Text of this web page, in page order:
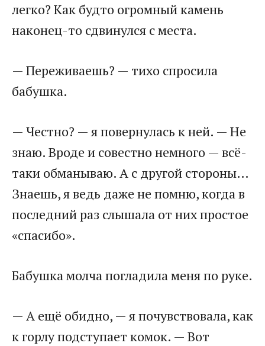
легко? Как будто огромный камень
наконец-то сдвинулся с места.
— Переживаешь? — тихо спросила
бабушка.
— Честно? — я повернулась к ней. — Не
знаю. Вроде и совестно немного — всё-
таки обманываю. А с другой стороны…
Знаешь, я ведь даже не помню, когда в
последний раз слышала от них простое
«спасибо».
Бабушка молча погладила меня по руке.
— А ещё обидно, — я почувствовала, как
к горлу подступает комок. — Вот